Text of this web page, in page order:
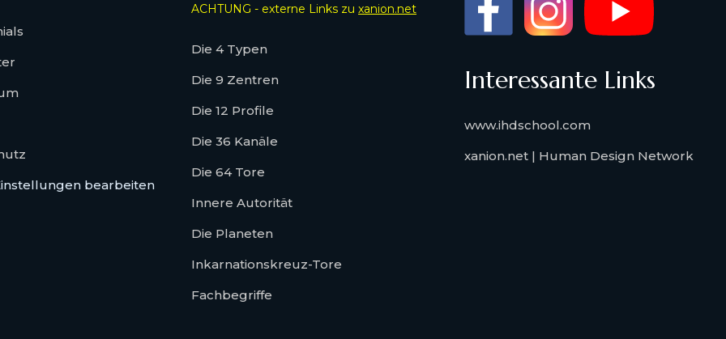
bearbeiten
ACHTUNG - externe Links zu xanion.net
Die 4 Typen
Die 9 Zentren
Die 12 Profile
Die 36 Kanäle
Die 64 Tore
Innere Autorität
Die Planeten
Inkarnationskreuz-Tore
Fachbegriffe
Interessante Links
www.ihdschool.com
xanion.net | Human Design Network